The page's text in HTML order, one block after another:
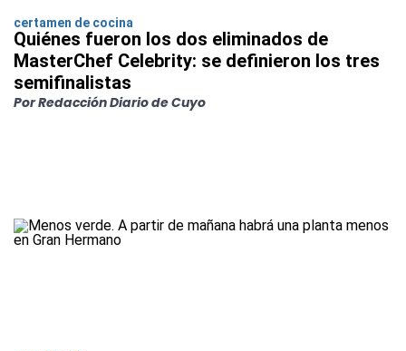
certamen de cocina
Quiénes fueron los dos eliminados de
MasterChef Celebrity: se definieron los tres
semifinalistas
Por Redacción Diario de Cuyo